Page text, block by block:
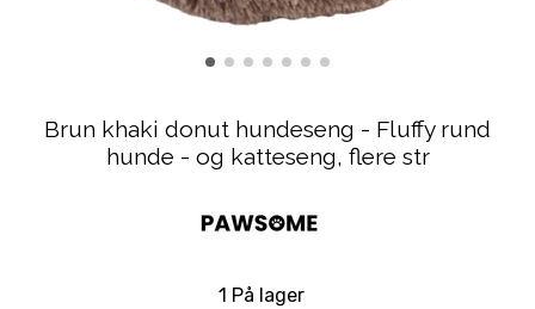
Brun khaki donut hundeseng - Fluffy rund
hunde - og katteseng, flere str
1 På lager